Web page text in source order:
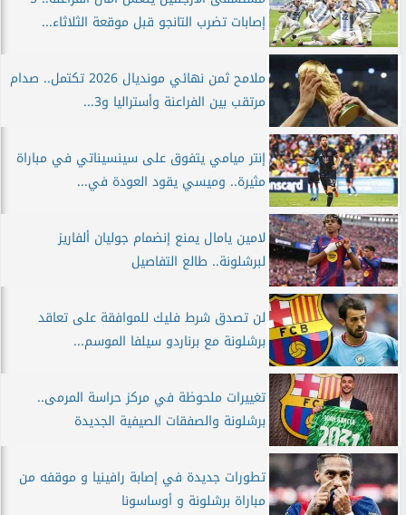
إصابات تضرب التانجو قبل موقعة الثلاثاء...
ملامح ثمن نهائي مونديال 2026 تكتمل.. صدام
مرتقب بين الفراعنة وأستراليا و3...
إنتر ميامي يتفوق على سينسيناتي في مباراة
مثيرة.. وميسي يقود العودة في...
لامين يامال يمنع إنضمام جوليان ألفاريز
لبرشلونة.. طالع التفاصيل
لن تصدق شرط فليك للموافقة على تعاقد
برشلونة مع برناردو سيلفا الموسم...
تغييرات ملحوظة في مركز حراسة المرمى..
برشلونة والصفقات الصيفية الجديدة
تطورات جديدة في إصابة رافينيا و موقفه من
مباراة برشلونة و أوساسونا